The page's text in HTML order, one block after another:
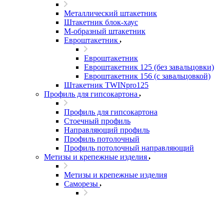
Металлический штакетник
Штакетник блок-хаус
М-образный штакетник
Евроштакетник
Евроштакетник
Евроштакетник 125 (без завальцовки)
Евроштакетник 156 (с завальцовкой)
Штакетник TWINpro125
Профиль для гипсокартона
Профиль для гипсокартона
Стоечный профиль
Направляющий профиль
Профиль потолочный
Профиль потолочный направляющий
Метизы и крепежные изделия
Метизы и крепежные изделия
Саморезы